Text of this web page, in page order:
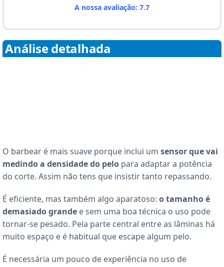
A nossa avaliação: 7.7
Análise detalhada
O barbear é mais suave porque inclui um sensor que vai
medindo a densidade do pelo para adaptar a potência
do corte. Assim não tens que insistir tanto repassando.
É eficiente, mas também algo aparatoso: o tamanho é
demasiado grande e sem uma boa técnica o uso pode
tornar-se pesado. Pela parte central entre as lâminas há
muito espaço e é habitual que escape algum pelo.
É necessária um pouco de experiência no uso de